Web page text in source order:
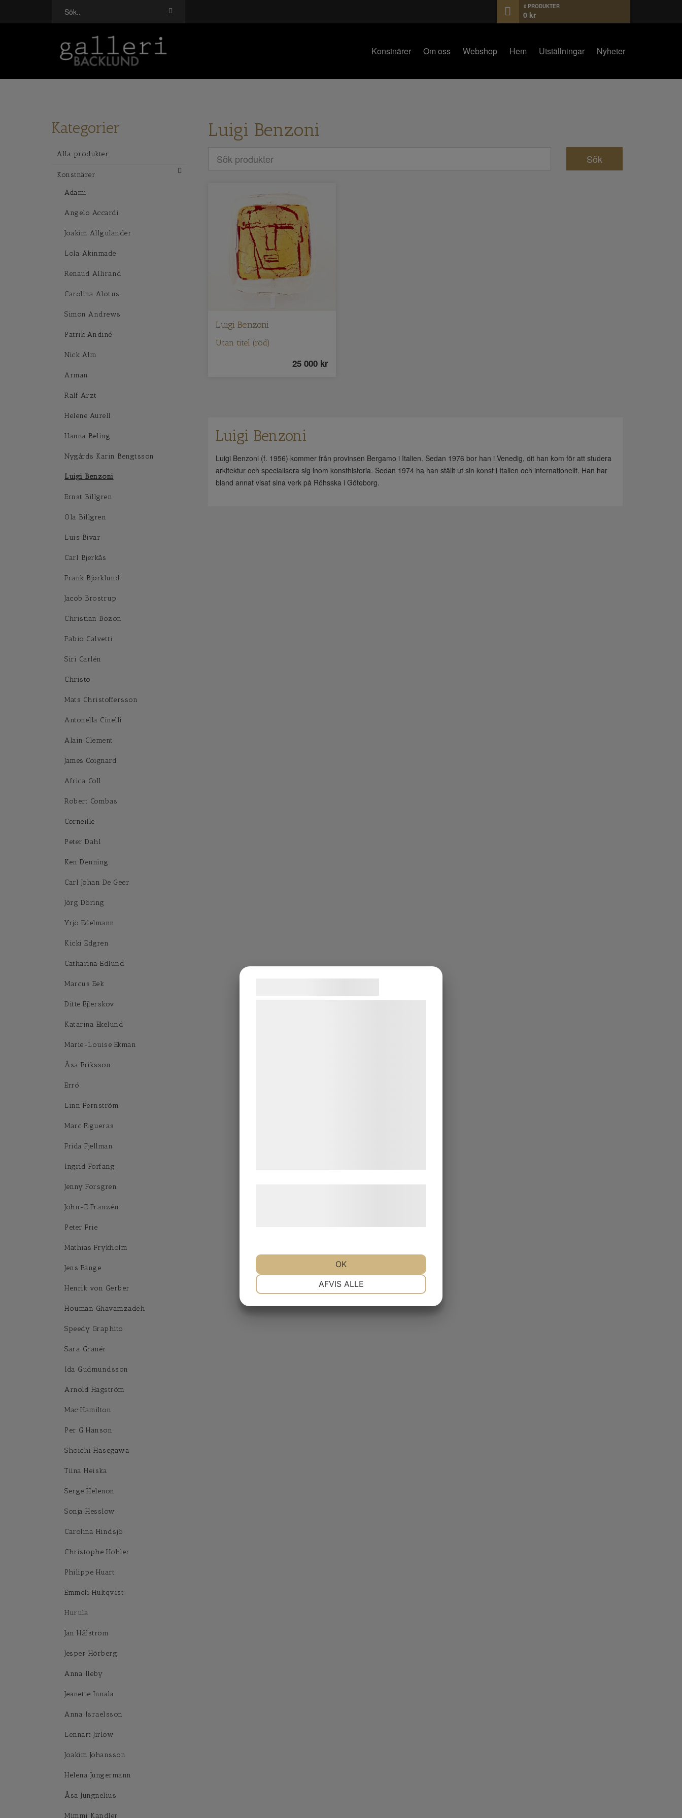
0 PRODUKTER
0 kr
Konstnärer Om oss Webshop Hem Utställningar Nyheter
Kategorier
Alla produkter
Konstnärer
Adami
Angelo Accardi
Joakim Allgulander
Lola Akinmade
Renaud Allirand
Carolina Alotus
Simon Andrews
Patrik Andiné
Nick Alm
Arman
Ralf Arzt
Helene Aurell
Hanna Beling
Nygårds Karin Bengtsson
Luigi Benzoni
Ernst Billgren
Ola Billgren
Luis Bivar
Carl Bjerkås
Frank Björklund
Jacob Brostrup
Christian Bozon
Fabio Calvetti
Siri Carlén
Christo
Mats Christoffersson
Antonella Cinelli
Alain Clement
James Coignard
Africa Coll
Robert Combas
Corneille
Peter Dahl
Ken Denning
Carl Johan De Geer
Jörg Döring
Yrjö Edelmann
Kicki Edgren
Catharina Edlund
Marcus Eek
Ditte Ejlerskov
Katarina Ekelund
Marie-Louise Ekman
Åsa Eriksson
Erró
Linn Fernström
Marc Figueras
Frida Fjellman
Ingrid Forfang
Jenny Forsgren
John-E Franzén
Peter Frie
Mathias Frykholm
Jens Fänge
Henrik von Gerber
Houman Ghavamzadeh
Speedy Graphito
Sara Granér
Ida Gudmundsson
Arnold Hagström
Mac Hamilton
Per G Hanson
Shoichi Hasegawa
Tiina Heiska
Serge Helenon
Sonja Hesslow
Carolina Hindsjö
Christophe Hohler
Philippe Huart
Emmeli Hultqvist
Hurula
Jan Håfström
Jesper Hörberg
Anna Ileby
Jeanette Innala
Anna Israelsson
Lennart Jirlow
Joakim Johansson
Helena Jungermann
Åsa Jungnelius
Mimmi Kandler
Luigi Benzoni
Luigi Benzoni
Utan titel (röd)
25 000kr
Luigi Benzoni
Luigi Benzoni (f. 1956) kommer från provinsen Bergamo i Italien. Sedan 1976 bor han i Venedig, dit han kom för att studera
arkitektur och specialisera sig inom konsthistoria. Sedan 1974 ha han ställt ut sin konst i Italien och internationellt. Han har
bland annat visat sina verk på Röhsska i Göteborg.
AFVIS ALLE
OK